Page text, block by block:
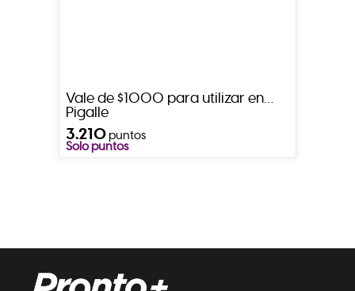
Vale de $1000 para utilizar en
Pigalle
3.210puntos
Solo puntos